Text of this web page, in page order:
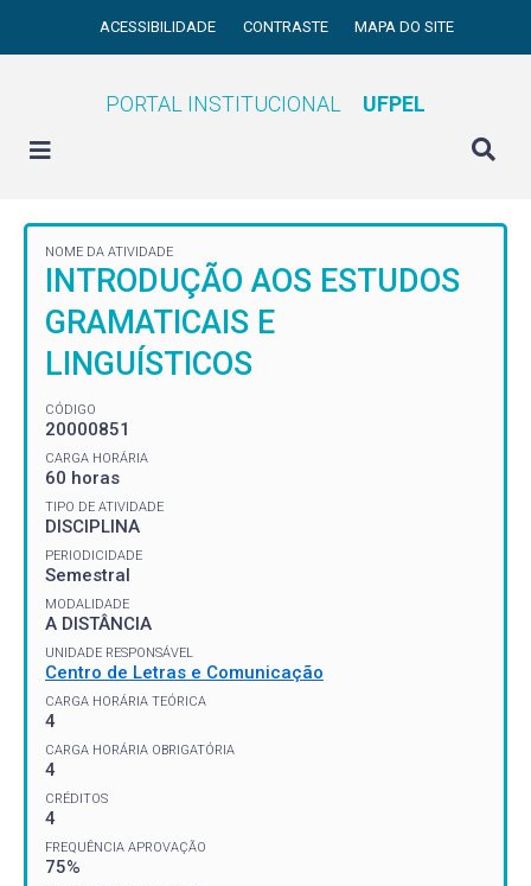
ACESSIBILIDADE CONTRASTE MAPA DO SITE
PORTAL INSTITUCIONAL UFPEL
NOME DA ATIVIDADE
INTRODUÇÃO AOS ESTUDOS
GRAMATICAIS E
LINGUÍSTICOS
CÓDIGO
20000851
CARGA HORÁRIA
60 horas
TIPO DE ATIVIDADE
DISCIPLINA
PERIODICIDADE
Semestral
MODALIDADE
A DISTÂNCIA
UNIDADE RESPONSÁVEL
Centro de Letras e Comunicação
CARGA HORÁRIA TEÓRICA
4
CARGA HORÁRIA OBRIGATÓRIA
4
CRÉDITOS
4
FREQUÊNCIA APROVAÇÃO
75%